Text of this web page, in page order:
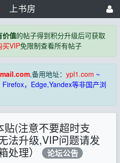
上书房
价值的帖子得到积分升级后可获取
买VIP免限制查看所有帖子
,备用地址： ypl1.com ~
，Edge,Yandex等非国产浏
贴(注意不要超时支
法升级,VIP问题请发
处理） 论坛公告